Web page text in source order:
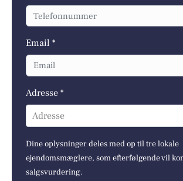
Email *
Adresse *
Adresse
Dine oplysninger deles med op til tre lokale
ejendomsmæglere, som efterfølgende vil
salgsvurdering.